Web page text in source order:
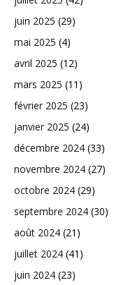
juin 2025 (29)
mai 2025 (4)
avril 2025 (12)
mars 2025 (11)
février 2025 (23)
janvier 2025 (24)
décembre 2024 (33)
novembre 2024 (27)
octobre 2024 (29)
septembre 2024 (30)
août 2024 (21)
juillet 2024 (41)
juin 2024 (23)